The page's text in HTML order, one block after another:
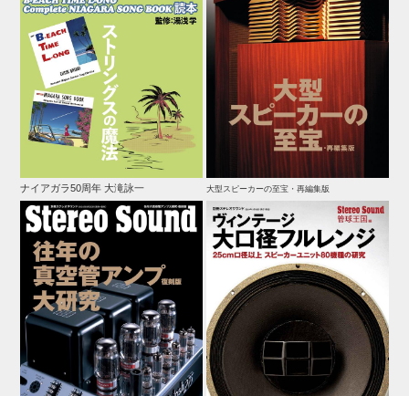
ナイアガラ50周年 大滝詠一 大型スピーカーの至宝・再編集版